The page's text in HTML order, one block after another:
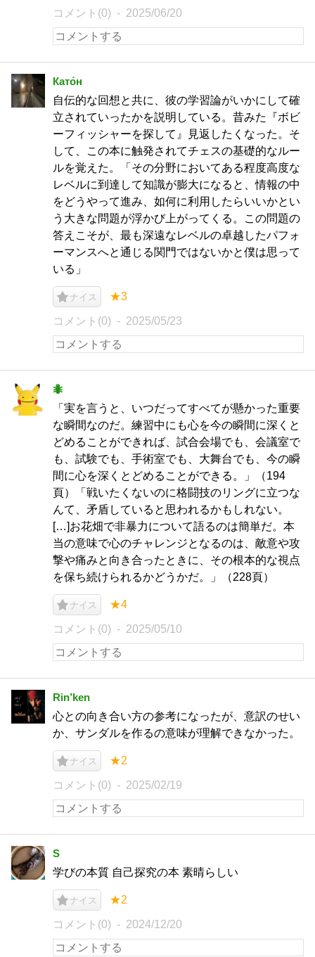
コメント(0) 2025/06/20
Като́н
自伝的な回想と共に、彼の学習論がいかにして確
立されていったかを説明している。昔みた『ボビ
ーフィッシャーを探して』見返したくなった。そ
して、この本に触発されてチェスの基礎的なルー
ルを覚えた。「その分野においてある程度高度な
レベルに到達して知識が膨大になると、情報の中
をどうやって進み、如何に利用したらいいかとい
う大きな問題が浮かび上がってくる。この問題の
答えこそが、最も深遠なレベルの卓越したパフォ
ーマンスへと通じる関門ではないかと僕は思って
いる」
ナイス ★3
コメント(0) 2025/05/23
🐜
「実を言うと、いつだってすべてが懸かった重要
な瞬間なのだ。練習中にも心を今の瞬間に深くと
どめることができれば、試合会場でも、会議室で
も、試験でも、手術室でも、大舞台でも、今の瞬
間に心を深くとどめることができる。」（194
頁）「戦いたくないのに格闘技のリングに立つな
んて、矛盾していると思われるかもしれない。
[…]お花畑で非暴力について語るのは簡単だ。本
当の意味で心のチャレンジとなるのは、敵意や攻
撃や痛みと向き合ったときに、その根本的な視点
を保ち続けられるかどうかだ。」（228頁）
ナイス ★4
コメント(0) 2025/05/10
Rin’ken
心との向き合い方の参考になったが、意訳のせい
か、サンダルを作るの意味が理解できなかった。
ナイス ★2
コメント(0) 2025/02/19
S
学びの本質 自己探究の本 素晴らしい
ナイス ★2
コメント(0) 2024/12/20